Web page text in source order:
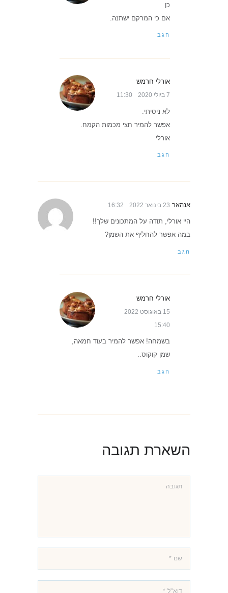
כן
אם כי המרקם ישתנה.
הגב
אורלי חרמש
7 ביולי 2020 11:30
לא ניסיתי.
אפשר להמיר חצי מכמות הקמח.
אורלי
הגב
אנהאר 23 בינואר 2022 16:32
היי אורלי, תודה על המתכונים שלך!!
במה אפשר להחליף את השמן?
הגב
אורלי חרמש
15 באוגוסט 2022
15:40
בשמחה! אפשר להמיר בעוד חמאה,
שמן קוקוס..
הגב
השארת תגובה